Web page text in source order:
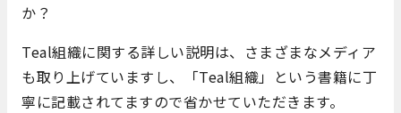
か？
Teal組織に関する詳しい説明は、さまざまなメディア
も取り上げていますし、「Teal組織」という書籍に丁
寧に記載されてますので省かせていただきます。